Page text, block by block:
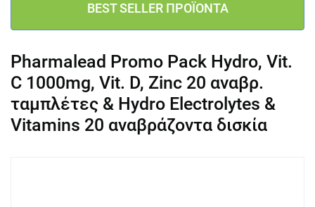
BEST SELLER ΠΡΟΪΟΝΤΑ
Pharmalead Promo Pack Hydro, Vit.
C 1000mg, Vit. D, Zinc 20 αναβρ.
ταμπλέτες & Hydro Electrolytes &
Vitamins 20 αναβράζοντα δισκία